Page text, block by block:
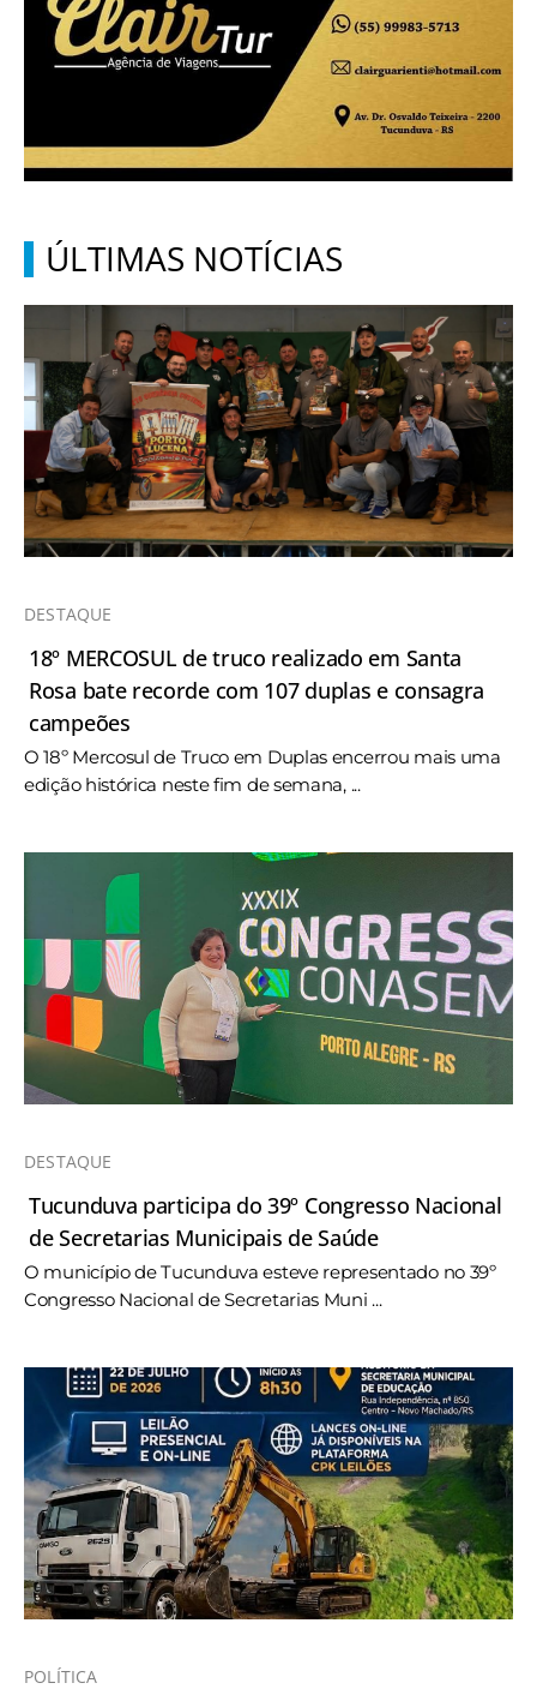
ÚLTIMAS NOTÍCIAS
DESTAQUE
18º MERCOSUL de truco realizado em Santa
Rosa bate recorde com 107 duplas e consagra
campeões
O 18º Mercosul de Truco em Duplas encerrou mais uma
edição histórica neste fim de semana, ...
DESTAQUE
Tucunduva participa do 39º Congresso Nacional
de Secretarias Municipais de Saúde
O município de Tucunduva esteve representado no 39º
Congresso Nacional de Secretarias Muni ...
POLÍTICA